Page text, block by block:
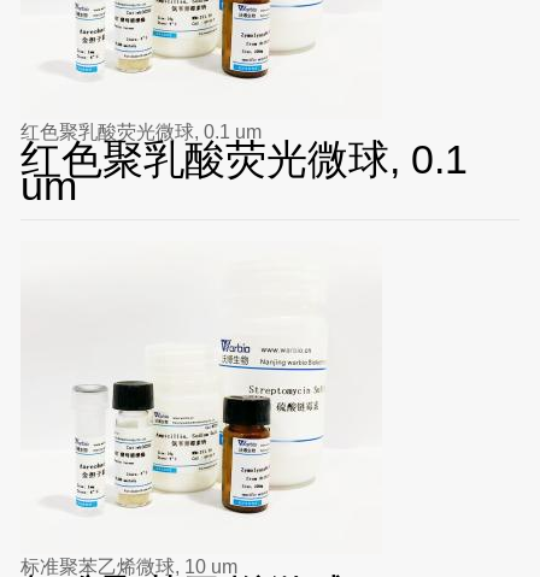
红色聚乳酸荧光微球, 0.1 um
红色聚乳酸荧光微球, 0.1
um
标准聚苯乙烯微球, 10 um